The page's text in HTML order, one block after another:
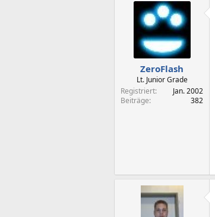
ZeroFlash
Lt. Junior Grade
Registriert
Jan. 2002
Beiträge
382